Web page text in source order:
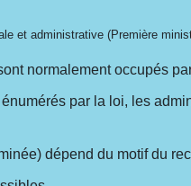
et administrative (Première
normalement occupés
par la loi, les
dépend du motif du